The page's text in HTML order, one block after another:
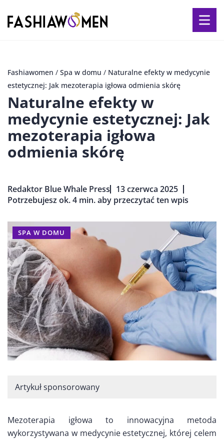
Fashiawomen / Spa w domu / Naturalne efekty w medycynie
estetycznej: Jak mezoterapia igłowa odmienia skórę
Naturalne efekty w
medycynie estetycznej: Jak
mezoterapia igłowa
odmienia skórę
Redaktor Blue Whale Press
13 czerwca 2025
Potrzebujesz ok. 4 min. aby przeczytać ten wpis
SPA W DOMU
Artykuł sponsorowany
Mezoterapia igłowa to innowacyjna metoda
wykorzystywana w medycynie estetycznej, której celem